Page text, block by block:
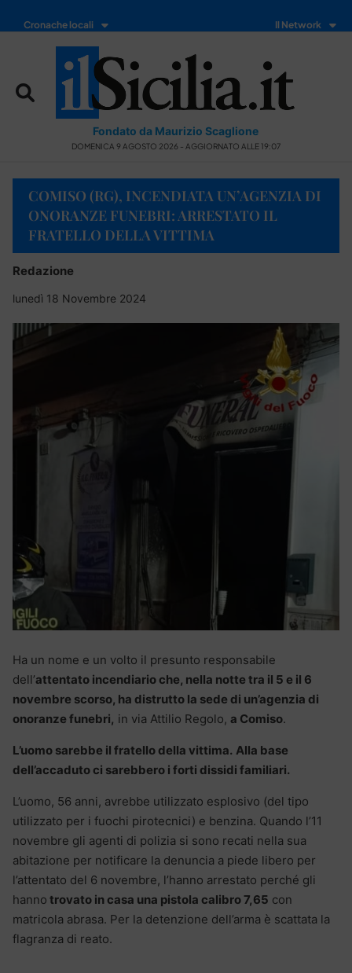
Cronache locali Il Network
Fondato da Maurizio Scaglione
DOMENICA 9 AGOSTO 2026 - AGGIORNATO ALLE 19:07
COMISO (RG), INCENDIATA UN’AGENZIA DI
ONORANZE FUNEBRI: ARRESTATO IL
FRATELLO DELLA VITTIMA
Redazione
lunedì 18 Novembre 2024
Ha un nome e un volto il presunto responsabile
dell’attentato incendiario che, nella notte tra il 5 e il 6
novembre scorso, ha distrutto la sede di un’agenzia di
onoranze funebri, in via Attilio Regolo, a Comiso.
L’uomo sarebbe il fratello della vittima. Alla base
dell’accaduto ci sarebbero i forti dissidi familiari.
L’uomo, 56 anni, avrebbe utilizzato esplosivo (del tipo
utilizzato per i fuochi pirotecnici) e benzina. Quando l’11
novembre gli agenti di polizia si sono recati nella sua
abitazione per notificare la denuncia a piede libero per
l’attentato del 6 novembre, l’hanno arrestato perché gli
hanno trovato in casa una pistola calibro 7,65 con
matricola abrasa. Per la detenzione dell’arma è scattata la
flagranza di reato.